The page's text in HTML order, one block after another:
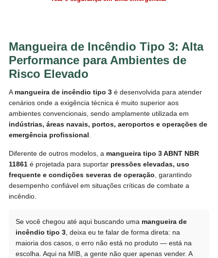
Mangueira de Incêndio Tipo 3: Alta
Performance para Ambientes de
Risco Elevado
A mangueira de incêndio tipo 3é desenvolvida para atender
cenários onde a exigência técnica é muito superior aos
ambientes convencionais, sendo amplamente utilizada em
indústrias, áreas navais, portos, aeroportos e operações de
emergência profissional
Diferente de outros modelos, a mangueira tipo 3 ABNT NBR
11861é projetada para suportar pressões elevadas, uso
frequente e condições severas de operação , garantindo
desempenho confiável em situações críticas de combate a
incêndio.
Se você chegou até aqui buscando uma mangueira de
incêndio tipo 3, deixa eu te falar de forma direta: na
maioria dos casos, o erro não está no produto — está na
escolha. Aqui na MIB, a gente não quer apenas vender. A